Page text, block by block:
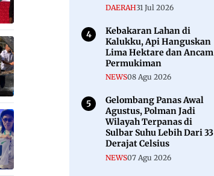
DAERAH31 Jul 2026
Kebakaran Lahan di
Kalukku, Api Hanguskan
Lima Hektare dan Ancam
Permukiman
NEWS08 Agu 2026
Gelombang Panas Awal
Agustus, Polman Jadi
Wilayah Terpanas di
Sulbar Suhu Lebih Dari 33
Derajat Celsius
NEWS07 Agu 2026